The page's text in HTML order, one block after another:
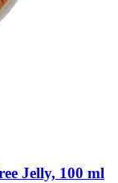
Jelly, 100 ml